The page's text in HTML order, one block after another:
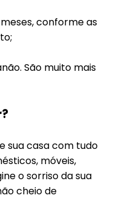
conforme as
São muito mais
sua casa com tudo
móveis,
o sorriso da sua
cheio de